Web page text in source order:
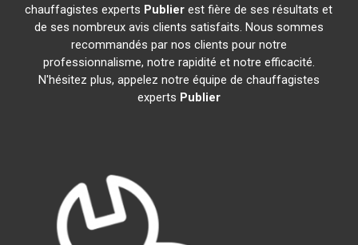
chauffagistes experts Publier est fière de ses résultats et
de ses nombreux avis clients satisfaits. Nous sommes
recommandés par nos clients pour notre
professionnalisme, notre rapidité et notre efficacité.
N'hésitez plus, appelez notre équipe de chauffagistes
experts Publier